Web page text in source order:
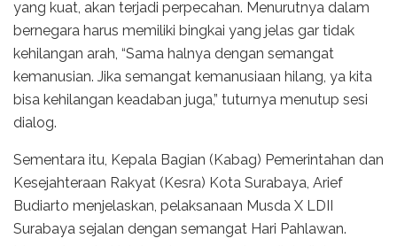
yang kuat, akan terjadi perpecahan. Menurutnya dalam
bernegara harus memiliki bingkai yang jelas gar tidak
kehilangan arah, “Sama halnya dengan semangat
kemanusian. Jika semangat kemanusiaan hilang, ya kita
bisa kehilangan keadaban juga,” tuturnya menutup sesi
dialog.
Sementara itu, Kepala Bagian (Kabag) Pemerintahan dan
Kesejahteraan Rakyat (Kesra) Kota Surabaya, Arief
Budiarto menjelaskan, pelaksanaan Musda X LDII
Surabaya sejalan dengan semangat Hari Pahlawan.